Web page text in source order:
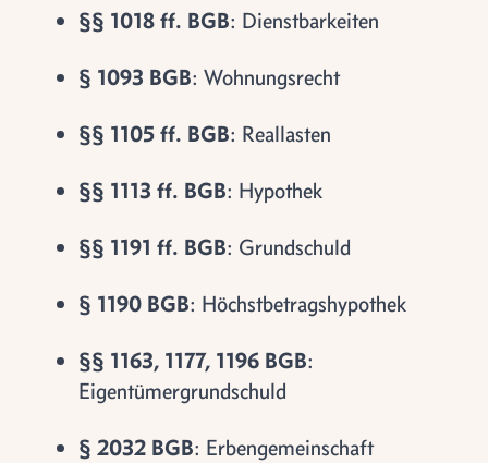
§§ 1018 ff. BGB: Dienstbarkeiten
§ 1093 BGB: Wohnungsrecht
§§ 1105 ff. BGB: Reallasten
§§ 1113 ff. BGB: Hypothek
§§ 1191 ff. BGB: Grundschuld
§ 1190 BGB: Höchstbetragshypothek
§§ 1163, 1177, 1196 BGB:
Eigentümergrundschuld
§ 2032 BGB: Erbengemeinschaft